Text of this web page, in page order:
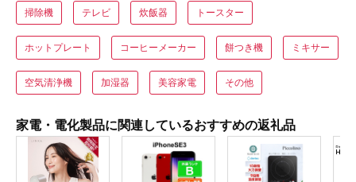
掃除機 テレビ 炊飯器 トースター
ホットプレート コーヒーメーカー 餅つき機 ミキサー
空気清浄機 加湿器 美容家電 その他
家電・電化製品に関連しているおすすめの返礼品